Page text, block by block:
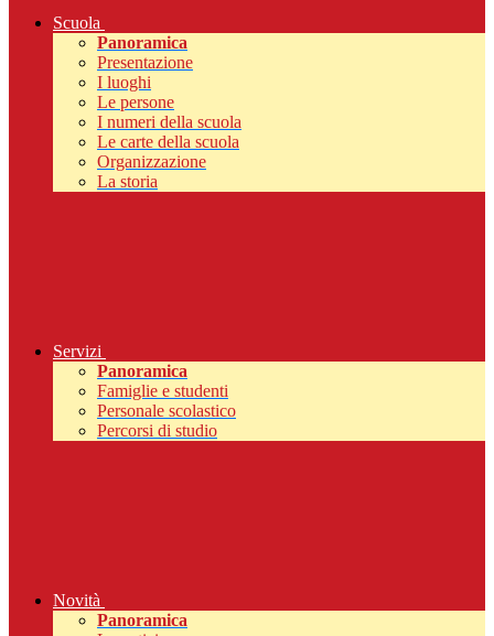
Scuola
Panoramica
Presentazione
I luoghi
Le persone
I numeri della scuola
Le carte della scuola
Organizzazione
La storia
Servizi
Panoramica
Famiglie e studenti
Personale scolastico
Percorsi di studio
Novità
Panoramica